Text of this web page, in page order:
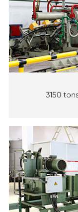
3150